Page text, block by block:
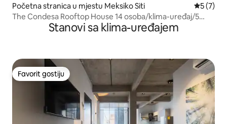
Početna stranica u mjestu Meksiko Siti
5 (7)
The Condesa Rooftop House 14 osoba/klima-uređaj/5
spavaćih sobaStanovi sa klima-uređajem
Favorit gostiju
Favorit gostiju